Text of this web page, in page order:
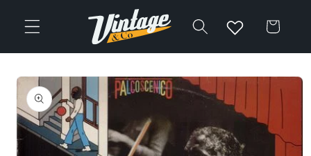
direttamente
ai contenuti
Carrello
Passa alle
informazioni
sul prodotto